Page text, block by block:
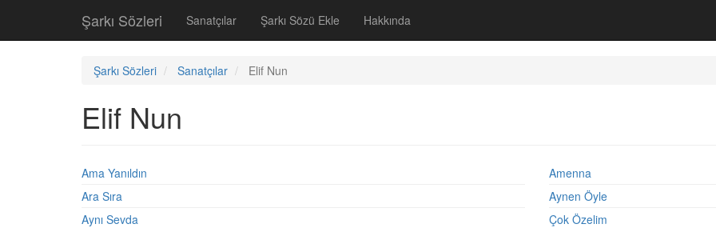
Şarkı Sözleri Sanatçılar Şarkı Sözü Ekle Hakkında
Şarkı Sözleri Sanatçılar Elif Nun
Elif Nun
Ama Yanıldın
Amenna
Ara Sıra
Aynen Öyle
Aynı Sevda
Çok Özelim